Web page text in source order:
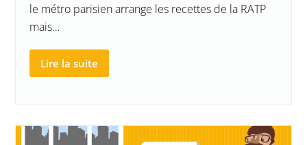
le métro parisien arrange les recettes de la RATP
mais…
Lire la suite